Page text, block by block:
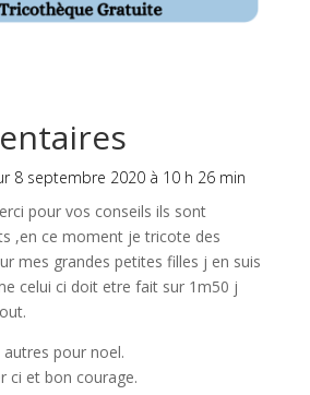
8 septembre 2020 à 10 h 26 min
pour vos conseils ils sont
,en ce moment je tricote des
mes grandes petites filles j en suis
celui ci doit etre fait sur 1m50 j
pour noel.
ci et bon courage.